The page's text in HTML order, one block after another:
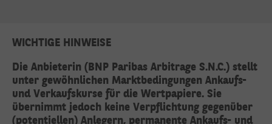
WICHTIGE HINWEISE
Die Anbieterin (BNP Paribas Arbitrage S.N.C.) stellt
unter gewöhnlichen Marktbedingungen Ankaufs-
und Verkaufskurse für die Wertpapiere. Sie
übernimmt jedoch keine Verpflichtung gegenüber
(potentiellen) Anlegern, permanente Ankaufs- und